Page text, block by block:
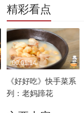
精彩看点
《好好吃》快手菜系
列：老妈蹄花
00:01:14